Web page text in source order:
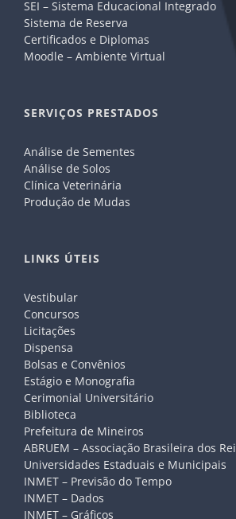
SEI – Sistema Educacional Integrado
Sistema de Reserva
Certificados e Diplomas
Moodle – Ambiente Virtual
SERVIÇOS PRESTADOS
Análise de Sementes
Análise de Solos
Clínica Veterinária
Produção de Mudas
LINKS ÚTEIS
Vestibular
Concursos
Licitações
Dispensa
Bolsas e Convênios
Estágio e Monografia
Cerimonial Universitário
Biblioteca
Prefeitura de Mineiros
ABRUEM – Associação Brasileira dos
Universidades Estaduais e Municipais
INMET – Previsão do Tempo
INMET – Dados
INMET – Gráficos